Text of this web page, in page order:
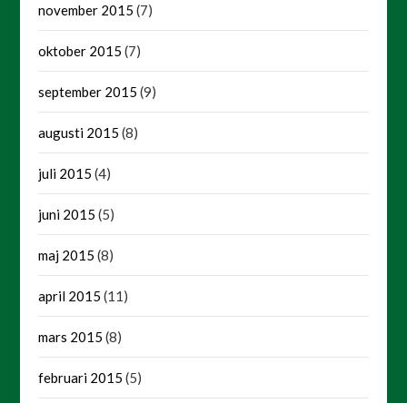
november 2015 (7)
oktober 2015 (7)
september 2015 (9)
augusti 2015 (8)
juli 2015 (4)
juni 2015 (5)
maj 2015 (8)
april 2015 (11)
mars 2015 (8)
februari 2015 (5)